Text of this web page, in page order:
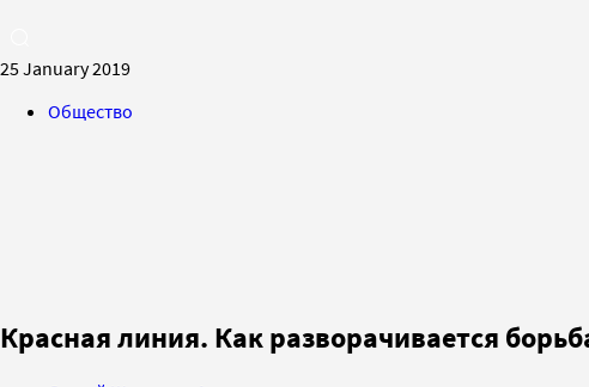
25 January 2019
Общество
Красная линия. Как разворачивается